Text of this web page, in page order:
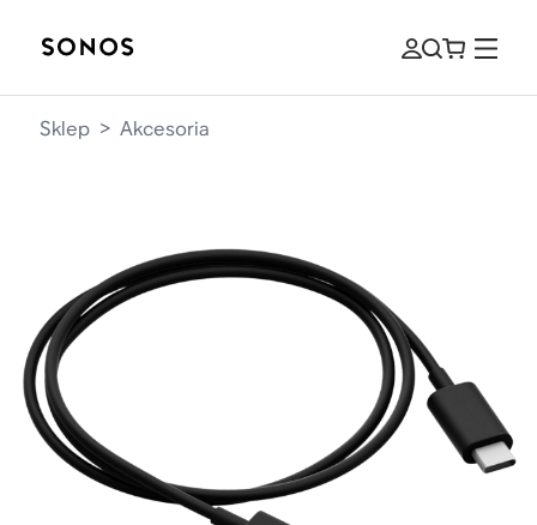
Sklep > Akcesoria